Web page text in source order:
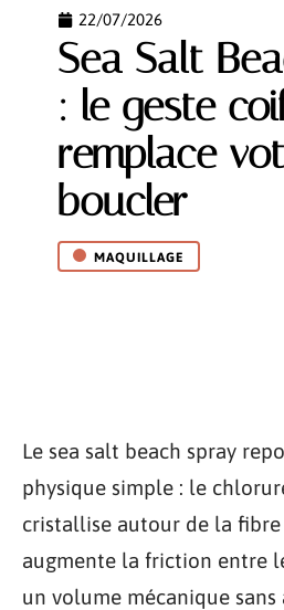
22/07/2026
Sea Salt
: le geste
remplace
boucler
MAQUILLAGE
Le sea salt beach spray
physique simple : le
cristallise autour de la
augmente la friction entre
un volume mécanique